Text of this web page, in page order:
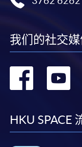
我们的社交
转
HKU SPACE